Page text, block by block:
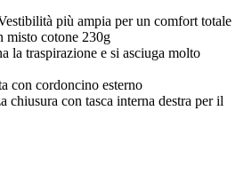
più ampia per un comfort totale
misto cotone 230g
la traspirazione e si asciuga molto
con cordoncino esterno
chiusura con tasca interna destra per il